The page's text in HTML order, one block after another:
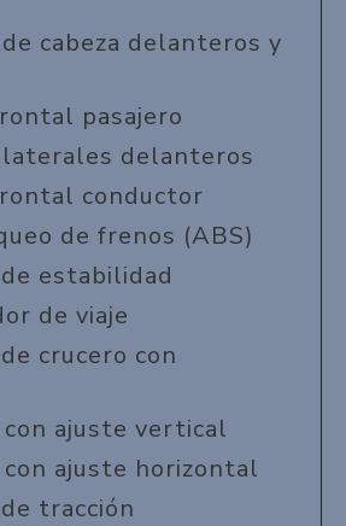
cabeza delanteros y
pasajero
delanteros
conductor
de frenos (ABS)
estabilidad
de viaje
crucero con
ajuste vertical
ajuste horizontal
tracción